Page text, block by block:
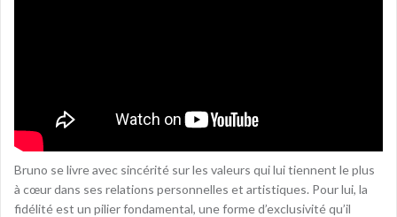
Bruno se livre avec sincérité sur les valeurs qui lui tiennent le plus
à cœur dans ses relations personnelles et artistiques. Pour lui, la
fidélité est un pilier fondamental, une forme d’exclusivité qu’il